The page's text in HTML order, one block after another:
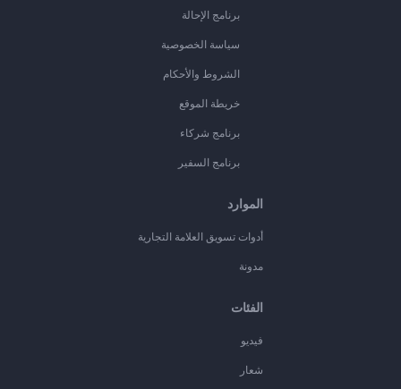
برنامج الإحالة
سياسة الخصوصية
الشروط والأحكام
خريطة الموقع
برنامج شركاء
برنامج السفير
الموارد
أدوات تسويق العلامة التجارية
مدونة
الفئات
فيديو
شعار